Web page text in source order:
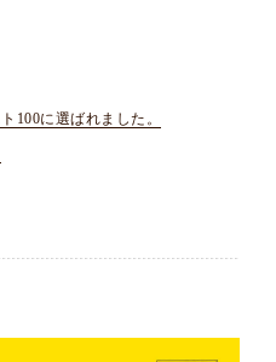
100に選ばれました。